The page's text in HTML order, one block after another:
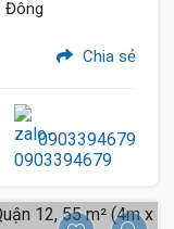
Đông
Chia sẻ
0903394679